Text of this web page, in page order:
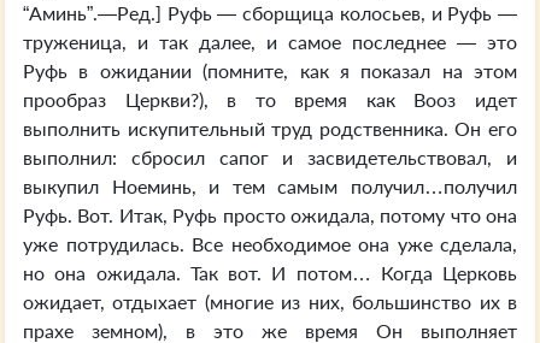
“Аминь”.—Ред.] Руфь — сборщица колосьев, и Руфь —
труженица, и так далее, и самое последнее — это
Руфь в ожидании (помните, как я показал на этом
прообраз Церкви?), в то время как Вооз идет
выполнить искупительный труд родственника. Он его
выполнил: сбросил сапог и засвидетельствовал, и
выкупил Ноеминь, и тем самым получил…получил
Руфь. Вот. Итак, Руфь просто ожидала, потому что она
уже потрудилась. Все необходимое она уже сделала,
но она ожидала. Так вот. И потом… Когда Церковь
ожидает, отдыхает (многие из них, большинство их в
прахе земном), в это же время Он выполняет